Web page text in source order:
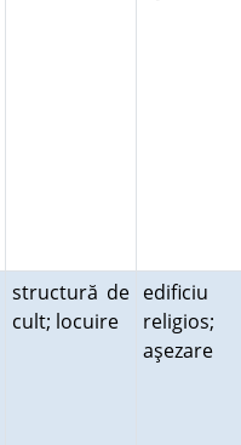
structură de
cult; locuire
edificiu
religios;
aşezare